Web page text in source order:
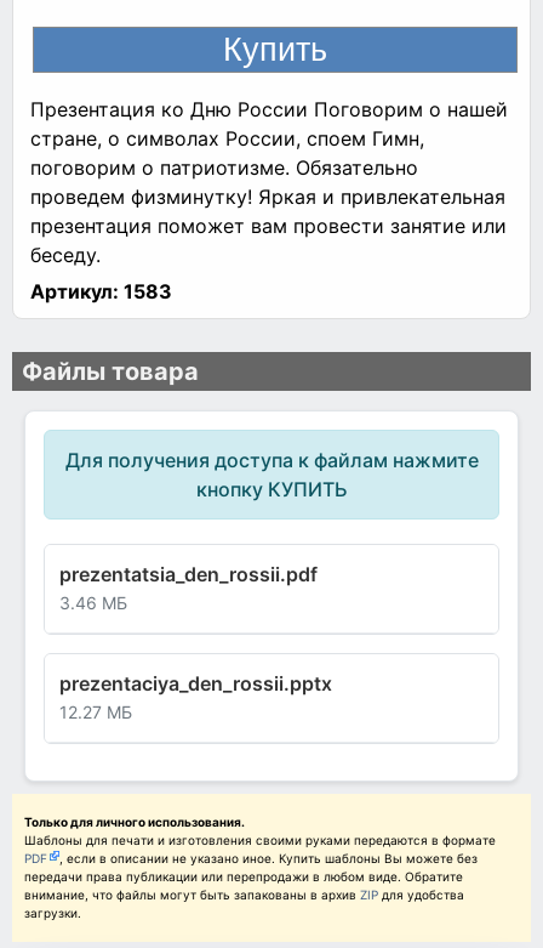
Презентация ко Дню России Поговорим о нашей
стране, о символах России, споем Гимн,
поговорим о патриотизме. Обязательно
проведем физминутку! Яркая и привлекательная
презентация поможет вам провести занятие или
беседу.
Артикул: 1583
Файлы товара
Для получения доступа к файлам нажмите
кнопку КУПИТЬ
prezentatsia_den_rossii.pdf
3.46 МБ
prezentaciya_den_rossii.pptx
12.27 МБ
Только для личного использования.
Шаблоны для печати и изготовления своими руками передаются в формате
PDF
, если в описании не указано иное. Купить шаблоны Вы можете без
передачи права публикации или перепродажи в любом виде. Обратите
внимание, что файлы могут быть запакованы в архив ZIP для удобства
загрузки.